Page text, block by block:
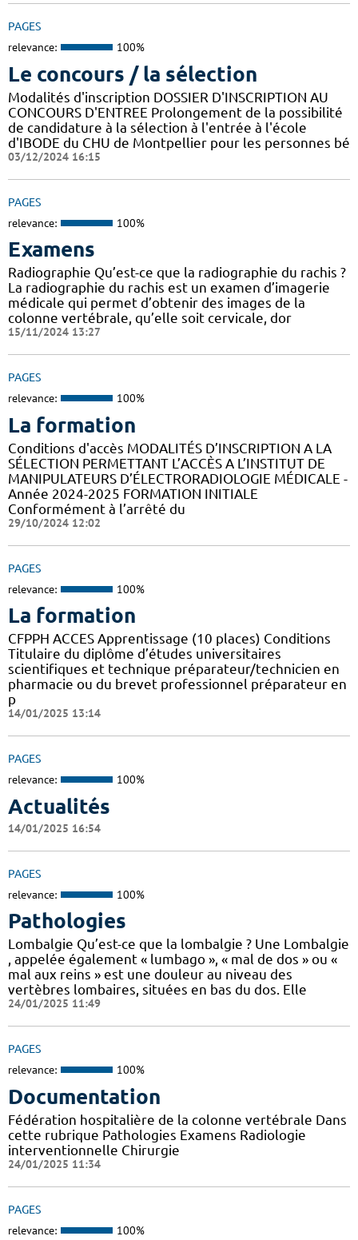
PAGES
relevance: 100%
Le concours / la sélection
Modalités d'inscription DOSSIER D'INSCRIPTION AU
CONCOURS D'ENTREE Prolongement de la possibilité
de candidature à la sélection à l'entrée à l'école
d'IBODE du CHU de Montpellier pour les personnes bé
03/12/2024 16:15
PAGES
relevance: 100%
Examens
Radiographie Qu’est-ce que la radiographie du rachis ?
La radiographie du rachis est un examen d’imagerie
médicale qui permet d’obtenir des images de la
colonne vertébrale, qu’elle soit cervicale, dor
15/11/2024 13:27
PAGES
relevance: 100%
La formation
Conditions d'accès MODALITÉS D’INSCRIPTION A LA
SÉLECTION PERMETTANT L’ACCÈS A L’INSTITUT DE
MANIPULATEURS D’ÉLECTRORADIOLOGIE MÉDICALE -
Année 2024-2025 FORMATION INITIALE
Conformément à l’arrêté du
29/10/2024 12:02
PAGES
relevance: 100%
La formation
CFPPH ACCES Apprentissage (10 places) Conditions
Titulaire du diplôme d’études universitaires
scientifiques et technique préparateur/technicien en
pharmacie ou du brevet professionnel préparateur en
p
14/01/2025 13:14
PAGES
relevance: 100%
Actualités
14/01/2025 16:54
PAGES
relevance: 100%
Pathologies
Lombalgie Qu’est-ce que la lombalgie ? Une Lombalgie
, appelée également « lumbago », « mal de dos » ou «
mal aux reins » est une douleur au niveau des
vertèbres lombaires, situées en bas du dos. Elle
24/01/2025 11:49
PAGES
relevance: 100%
Documentation
Fédération hospitalière de la colonne vertébrale Dans
cette rubrique Pathologies Examens Radiologie
interventionnelle Chirurgie
24/01/2025 11:34
PAGES
relevance: 100%